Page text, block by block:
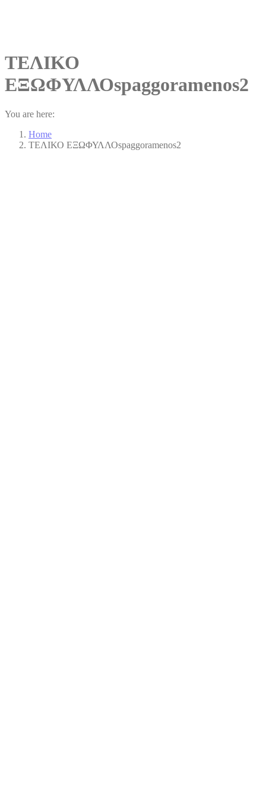
ΤΕΛΙΚΟ
ΕΞΩΦΥΛΛΟspaggoramenos2
You are here:
Home
ΤΕΛΙΚΟ ΕΞΩΦΥΛΛΟspaggoramenos2